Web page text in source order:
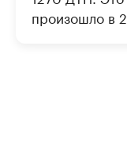
произошло в